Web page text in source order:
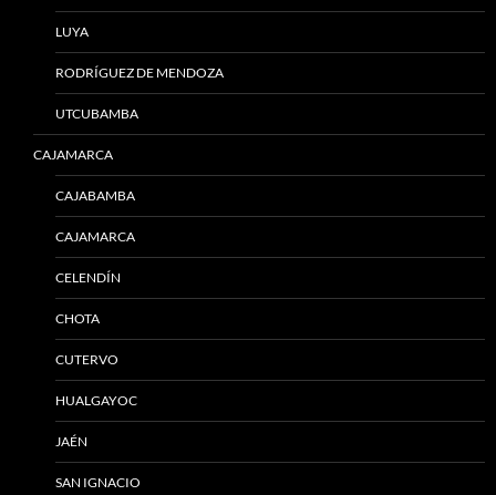
LUYA
RODRÍGUEZ DE MENDOZA
UTCUBAMBA
CAJAMARCA
CAJABAMBA
CAJAMARCA
CELENDÍN
CHOTA
CUTERVO
HUALGAYOC
JAÉN
SAN IGNACIO